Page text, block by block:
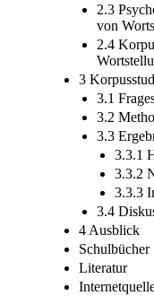
2.3
von
2.4
3
3.1
3.2
3.3
3.3.1
3.3.2
3.3.3
3.4
4 Ausblick
Schulbücher
Literatur